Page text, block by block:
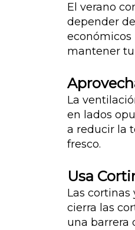
El verano
depender
económicos
mantener
La
en lados
a reducir la
fresco.
Usa
Las
cierra las
una barrera